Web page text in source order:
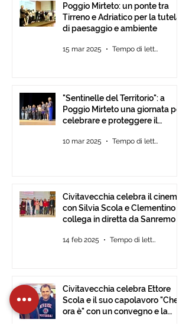
Poggio Mirteto: un ponte tra
Tirreno e Adriatico per la tutela
di paesaggio e ambiente
15 mar 2025 Tempo di lettura: 2 min
"Sentinelle del Territorio": a
Poggio Mirteto una giornata per
celebrare e proteggere il
Tour Film Fest 2025.
10 mar 2025 Tempo di lettura: 2 min
Civitavecchia celebra il cinema
con Silvia Scola e Clementino si
collega in diretta da Sanremo
14 feb 2025 Tempo di lettura: 2 min
Civitavecchia celebra Ettore
Scola e il suo capolavoro "Che
ora è" con un convegno e la